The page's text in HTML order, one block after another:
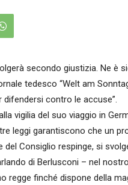
secondo giustizia. Ne è
tedesco “Welt am
difendersi contro le accuse”.
vigilia del suo viaggio in
leggi garantiscono che un
del Consiglio respinge, si
di Berlusconi – nel
regge finché dispone della